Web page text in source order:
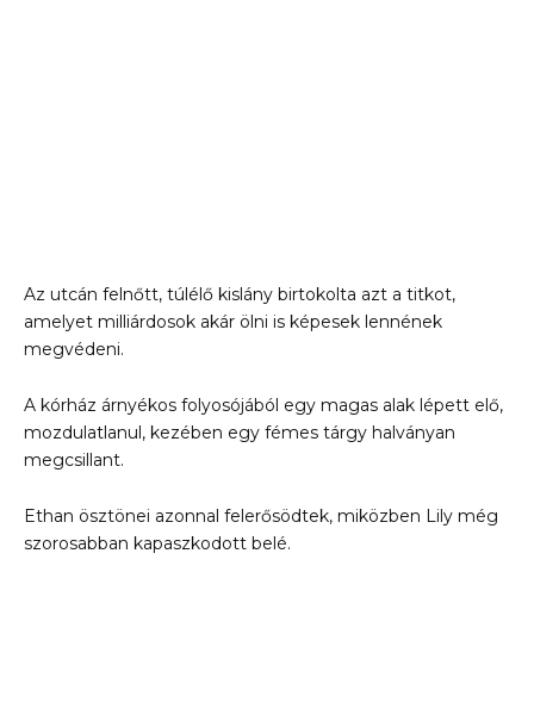
Az utcán felnőtt, túlélő kislány birtokolta azt a titkot,
amelyet milliárdosok akár ölni is képesek lennének
megvédeni.
A kórház árnyékos folyosójából egy magas alak lépett elő,
mozdulatlanul, kezében egy fémes tárgy halványan
megcsillant.
Ethan ösztönei azonnal felerősödtek, miközben Lily még
szorosabban kapaszkodott belé.